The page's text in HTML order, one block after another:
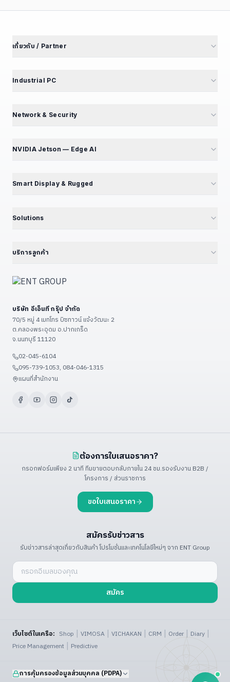
เกี่ยวกับ / Partner
นักลงทุนสัมพันธ์
ร่วมงานกับเรา — เปิดรับ 5 ตำแหน่ง
Industrial PC
Mini PC — Office & SME
UPC Series — LEGO Modular
Network & Security
GT194L — 2.5G Best Seller
IPC090 — Xeon 10G SFP+
NVIDIA Jetson — Edge AI
📦 แคตตาล็อกผลิตภัณฑ์
Developer Kits
Professional Graphics Card
ดูเพิ่มเติม (+7)
Smart Display & Rugged
15.6" Floor Kiosk (KD156B)
23.8" Wall-Mount Kiosk
27" – 32" Conference
ดูเพิ่มเติม (+13)
Solutions
Smart Factory 4.0
Government — ราชการ/รัฐวิสาหกิจ
Restaurant & POS / KIOSK
Food Factory — โรงงานอาหาร
ดูเพิ่มเติม (+9)
บริการลูกค้า
ลงทะเบียนสินค้า
เงื่อนไขรับประกัน
วิธีชำระเงิน
ติดต่อเรา / แผนที่
ดูเพิ่มเติม (+3)
บริษัท อีเอ็นที กรุ๊ป จำกัด
70/5 หมู่ 4 เมทโทร บิซทาวน์ แจ้งวัฒนะ 2
ต.คลองพระอุดม อ.ปากเกร็ด
จ.นนทบุรี 11120
02-045-6104
095-739-1053, 084-046-1315
แผนที่สำนักงาน
ต้องการใบเสนอราคา?
กรอกฟอร์มเพียง 2 นาที ทีมขายตอบกลับภายใน 24 ชม.รองรับงาน B2B /
โครงการ / ส่วนราชการ
ขอใบเสนอราคา
สมัครรับข่าวสาร
รับข่าวสารล่าสุดเกี่ยวกับสินค้า โปรโมชั่นและเทคโนโลยีใหม่ๆ จาก ENT Group
สมัคร
เว็บไซต์ในเครือ: Shop | VIMOSA | VICHAKAN | CRM | Order | Diary |
Price Management | Predictive
การคุ้มครองข้อมูลส่วนบุคคล (PDPA)